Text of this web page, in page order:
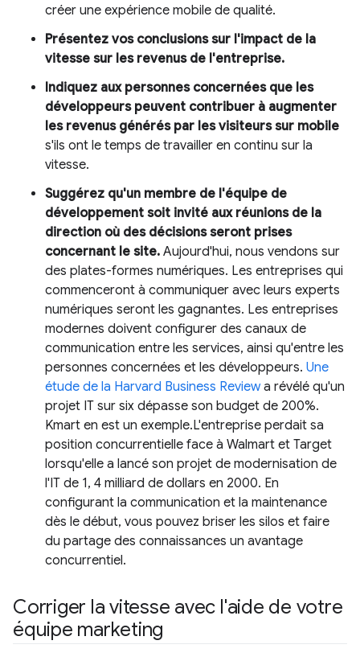
créer une expérience mobile de qualité.
Présentez vos conclusions sur l'impact de la
vitesse sur les revenus de l'entreprise.
Indiquez aux personnes concernées que les
développeurs peuvent contribuer à augmenter
les revenus générés par les visiteurs sur mobile
s'ils ont le temps de travailler en continu sur la
vitesse.
Suggérez qu'un membre de l'équipe de
développement soit invité aux réunions de la
direction où des décisions seront prises
concernant le site. Aujourd'hui, nous vendons sur
des plates-formes numériques. Les entreprises qui
commenceront à communiquer avec leurs experts
numériques seront les gagnantes. Les entreprises
modernes doivent configurer des canaux de
communication entre les services, ainsi qu'entre les
personnes concernées et les développeurs. Une
étude de la Harvard Business Reviewa révélé qu'un
projet IT sur six dépasse son budget de 200%.
Kmart en est un exemple.L'entreprise perdait sa
position concurrentielle face à Walmart et Target
lorsqu'elle a lancé son projet de modernisation de
l'IT de 1, 4 milliard de dollars en 2000. En
configurant la communication et la maintenance
dès le début, vous pouvez briser les silos et faire
du partage des connaissances un avantage
concurrentiel.
Corriger la vitesse avec l'aide de votre
équipe marketing